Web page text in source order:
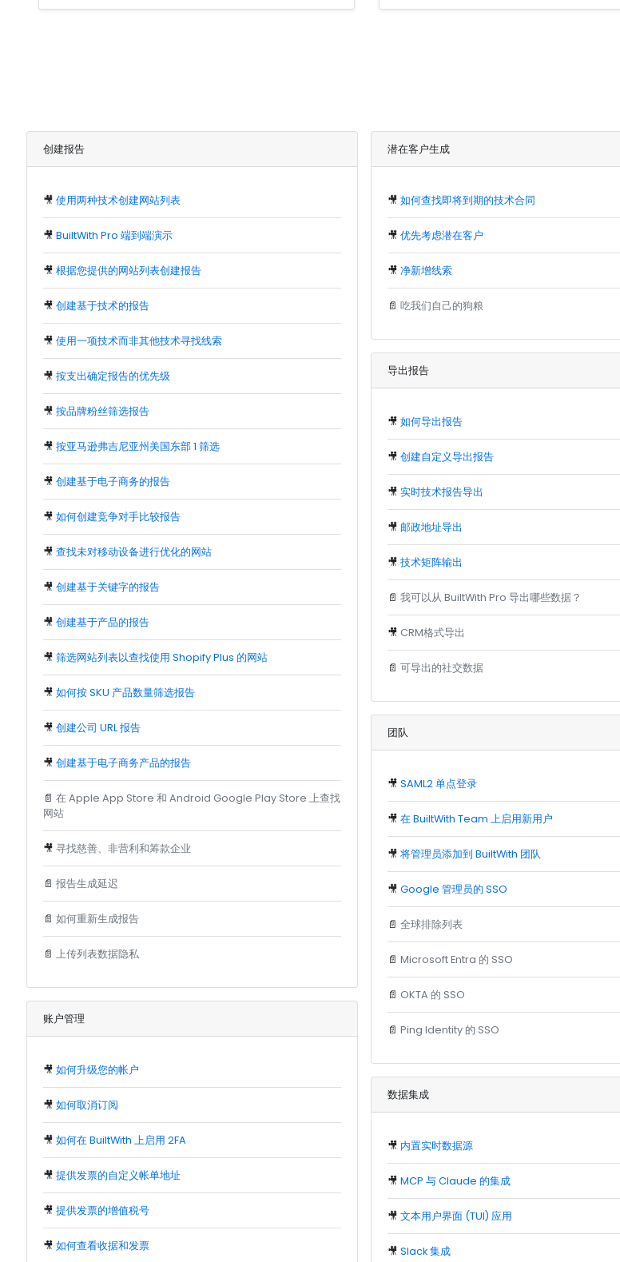
创建报告
🎥 使用两种技术创建网站列表
🎥 BuiltWith Pro 端到端演示
🎥 根据您提供的网站列表创建报告
🎥 创建基于技术的报告
🎥 使用一项技术而非其他技术寻找线索
🎥 按支出确定报告的优先级
🎥 按品牌粉丝筛选报告
🎥 按亚马逊弗吉尼亚州美国东部 1 筛选
🎥 创建基于电子商务的报告
🎥 如何创建竞争对手比较报告
🎥 查找未对移动设备进行优化的网站
🎥 创建基于关键字的报告
🎥 创建基于产品的报告
🎥 筛选网站列表以查找使用 Shopify Plus 的网站
🎥 如何按 SKU 产品数量筛选报告
🎥 创建公司 URL 报告
🎥 创建基于电子商务产品的报告
📄 在 Apple App Store 和 Android Google Play Store 上查找
网站
🎥 寻找慈善、非营利和筹款企业
📄 报告生成延迟
📄 如何重新生成报告
📄 上传列表数据隐私
账户管理
🎥 如何升级您的帐户
🎥 如何取消订阅
🎥 如何在 BuiltWith 上启用 2FA
🎥 提供发票的自定义帐单地址
🎥 提供发票的增值税号
🎥 如何查看收据和发票
潜在客户生成
🎥如何查找即将到期的技术合同
🎥优先考虑潜在客户
🎥净新增线索
📄吃我们自己的狗粮
导出报告
🎥如何导出报告
🎥创建自定义导出报告
🎥实时技术报告导出
🎥邮政地址导出
🎥技术矩阵输出
📄我可以从 BuiltWith Pro 导出哪些数据？
🎥 CRM格式导出
📄可导出的社交数据
团队
🎥SAML2 单点登录
🎥在 BuiltWith Team 上启用新用户
🎥将管理员添加到 BuiltWith 团队
🎥Google 管理员的 SSO
📄全球排除列表
📄Microsoft Entra 的 SSO
📄 OKTA 的 SSO
📄Ping Identity 的 SSO
数据集成
🎥 内置实时数据源
🎥MCP 与 Claude 的集成
🎥文本用户界面 (TUI) 应用
🎥Slack 集成